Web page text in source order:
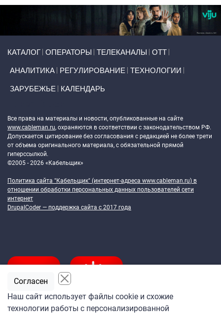
КАТАЛОГ ОПЕРАТОРЫ ТЕЛЕКАНАЛЫ ОТТ
АНАЛИТИКА РЕГУЛИРОВАНИЕ ТЕХНОЛОГИИ
ЗАРУБЕЖЬЕ КАЛЕНДАРЬ
Все права на материалы и новости, опубликованные на сайте
www.cableman.ru, охраняются в соответствии с законодательством РФ.
Допускается цитирование без согласования с редакцией не более трети
от объема оригинального материала, с обязательной прямой
гиперссылкой.
©2005 - 2026 «Кабельщик»
Политика сайта "Кабельщик" (интернет-адреса www.cableman.ru) в
отношении обработки персональных данных пользователей сети
интернет
DrupalCoder — поддержка сайта c 2017 года
Наш сайт использует файлы cookie и схожие
технологии работы с персонализированной
Согласен